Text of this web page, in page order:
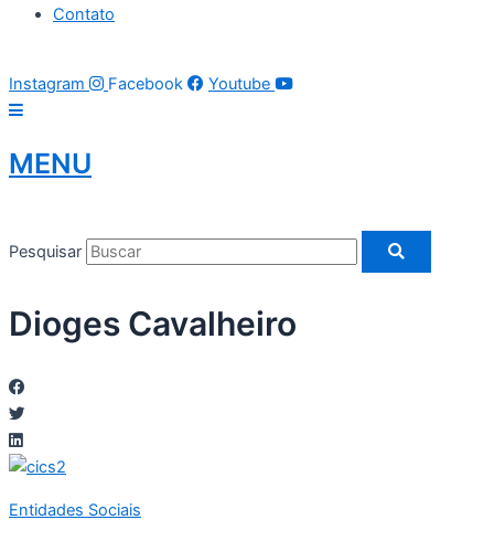
Contato
Instagram
Facebook Youtube
MENU
Pesquisar
Dioges Cavalheiro
Entidades Sociais